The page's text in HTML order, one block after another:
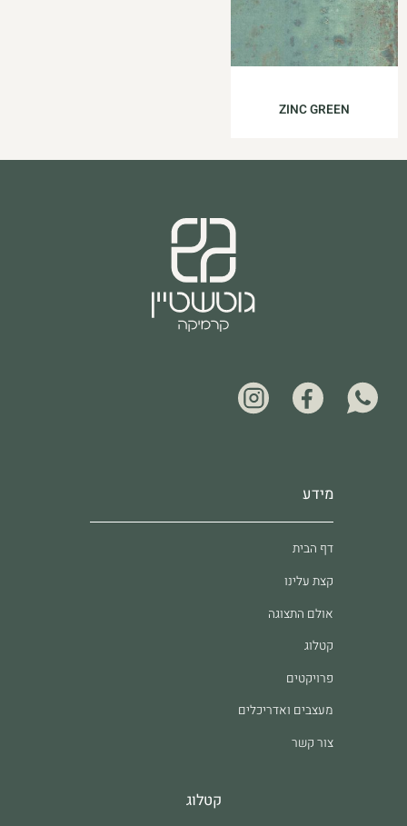
ZINC GREEN
מידע
דף הבית
קצת עלינו
אולם התצוגה
קטלוג
פרויקטים
מעצבים ואדריכלים
צור קשר
קטלוג